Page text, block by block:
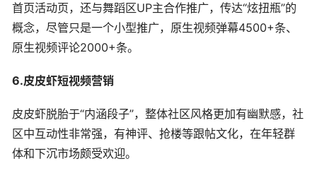
首页活动页，还与舞蹈区UP主合作推广，传达“炫扭瓶”的
概念，尽管只是一个小型推广，原生视频弹幕4500+条、
原生视频评论2000+条。
6.皮皮虾短视频营销
皮皮虾脱胎于“内涵段子”，整体社区风格更加有幽默感，社
区中互动性非常强，有神评、抢楼等跟帖文化，在年轻群
体和下沉市场颇受欢迎。